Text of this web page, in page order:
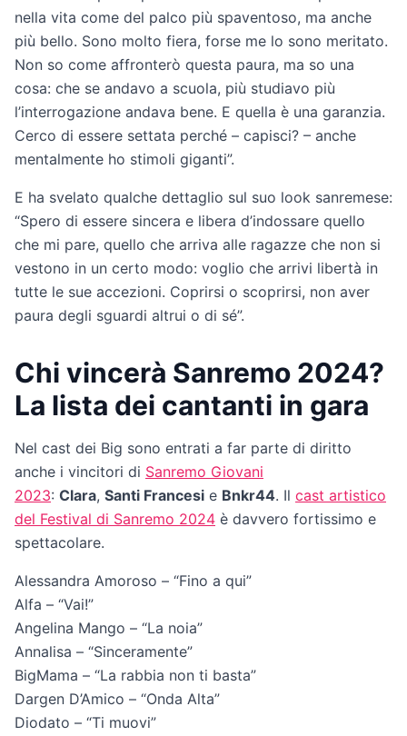
nella vita come del palco più spaventoso, ma anche
più bello. Sono molto fiera, forse me lo sono meritato.
Non so come affronterò questa paura, ma so una
cosa: che se andavo a scuola, più studiavo più
l’interrogazione andava bene. E quella è una garanzia.
Cerco di essere settata perché – capisci? – anche
mentalmente ho stimoli giganti”.
E ha svelato qualche dettaglio sul suo look sanremese:
“Spero di essere sincera e libera d’indossare quello
che mi pare, quello che arriva alle ragazze che non si
vestono in un certo modo: voglio che arrivi libertà in
tutte le sue accezioni. Coprirsi o scoprirsi, non aver
paura degli sguardi altrui o di sé”.
Chi vincerà Sanremo 2024?
La lista dei cantanti in gara
Nel cast dei Big sono entrati a far parte di diritto
anche i vincitori di Sanremo Giovani
2023: Clara, Santi Francesi e Bnkr44. Il cast artistico
del Festival di Sanremo 2024 è davvero fortissimo e
spettacolare.
Alessandra Amoroso – “Fino a qui”
Alfa – “Vai!”
Angelina Mango – “La noia”
Annalisa – “Sinceramente”
BigMama – “La rabbia non ti basta”
Dargen D’Amico – “Onda Alta”
Diodato – “Ti muovi”